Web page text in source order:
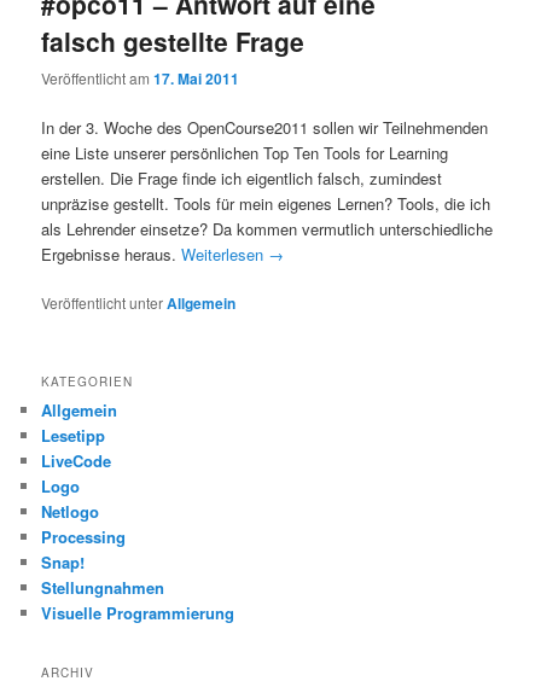
falsch gestellte Frage
Veröffentlicht am17. Mai 2011
In der 3. Woche des OpenCourse2011 sollen wir Teilnehmenden
eine Liste unserer persönlichen Top Ten Tools for Learning
erstellen. Die Frage finde ich eigentlich falsch, zumindest
unpräzise gestellt. Tools für mein eigenes Lernen? Tools, die ich
als Lehrender einsetze? Da kommen vermutlich unterschiedliche
Ergebnisse heraus.Weiterlesen →
Veröffentlicht unterAllgemein
KATEGORIEN
Allgemein
Lesetipp
LiveCode
Logo
Netlogo
Processing
Snap!
Stellungnahmen
Visuelle Programmierung
ARCHIV